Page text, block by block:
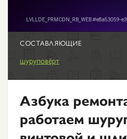
СОСТАВЛЯЮЩИЕ
шуруповёрт
Азбука
работаем